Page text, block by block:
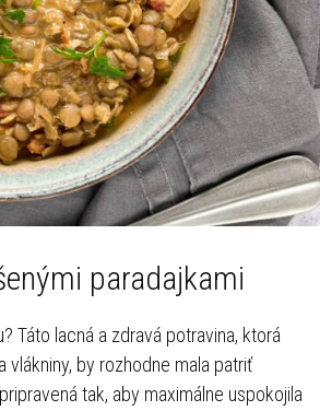
paradajkami
Táto lacná a zdravá potravina, ktorá
vlákniny, by rozhodne mala patriť
tak, aby maximálne uspokojila